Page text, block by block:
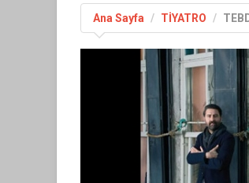
Ana Sayfa TİYATRO